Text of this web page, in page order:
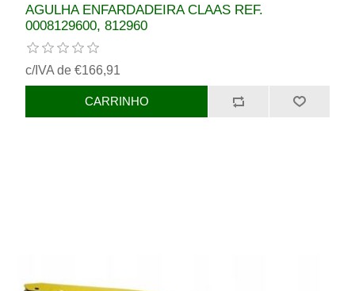
AGULHA ENFARDADEIRA CLAAS REF.
0008129600, 812960
c/IVA de €166,91